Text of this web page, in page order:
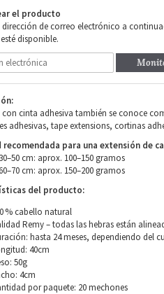
el producto
dirección de correo electrónico a
disponible.
cinta adhesiva también se conoce
adhesivas, tape extensions, cortinas
recomendada para una extensión de
cm: aprox. 100–150 gramos
cm: aprox. 150–200 gramos
del producto:
% cabello natural
Remy – todas las hebras están
hasta 24 meses, dependiendo del
40cm
50g
4cm
por paquete: 20 mechones